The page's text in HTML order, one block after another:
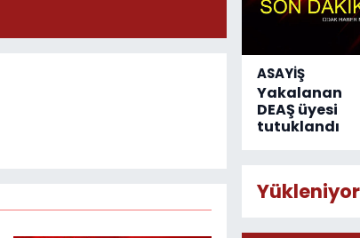
ASAYİŞ
Yakalanan
DEAŞ üyesi
tutuklandı